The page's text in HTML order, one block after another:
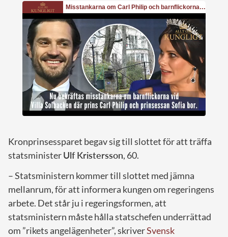
Kronprinsessparet begav sig till slottet för att träffa
statsministerUlf Kristersson, 60.
– Statsministern kommer till slottet med jämna
mellanrum, för att informera kungen om regeringens
arbete. Det står ju i regeringsformen, att
statsministern måste hålla statschefen underrättad
om ”rikets angelägenheter”, skriverSvensk